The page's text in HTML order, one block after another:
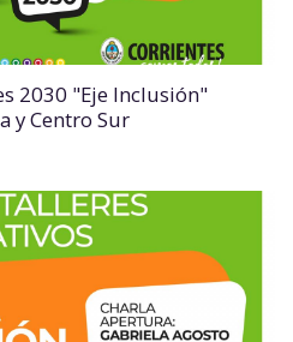
2030 "Eje Inclusión"
y Centro Sur